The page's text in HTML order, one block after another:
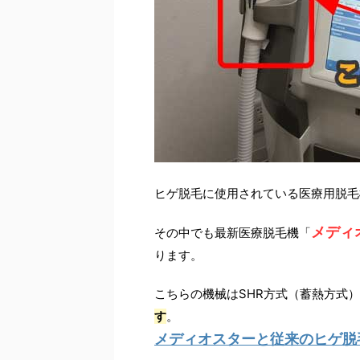
ヒゲ脱毛に使用されている医療用脱
その中でも最新医療脱毛機「 メディ
ります。
こちらの機械はSHR方式（蓄熱方式
す。
メディオスターと従来のヒゲ